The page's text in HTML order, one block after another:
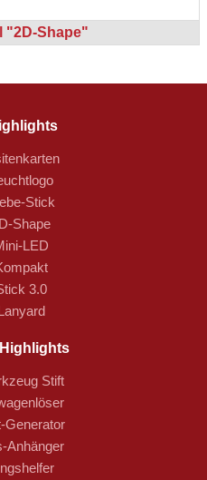
Eva Gehl - 2. Dezember 2015
Annette Kern - 10. September 2015
alles in Perfektion.
Kunde. Pepperl + Fuchs
"2D-Shape"
Stick
Shape
LED
3.0
Stift
Generator
Anhänger